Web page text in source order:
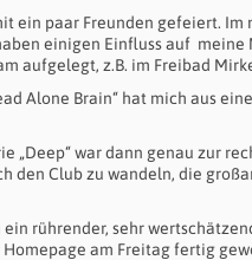
ein paar Freunden gefeiert. Im
einigen Einfluss auf
aufgelegt, z.B. im Freibad
Alone Brain“ hat mich aus
„Deep“ war dann genau zur
den Club zu wandeln, die
rührender, sehr
am Freitag fertig